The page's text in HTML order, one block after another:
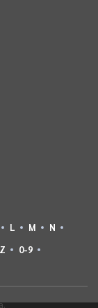
L M
N
Z 0-9